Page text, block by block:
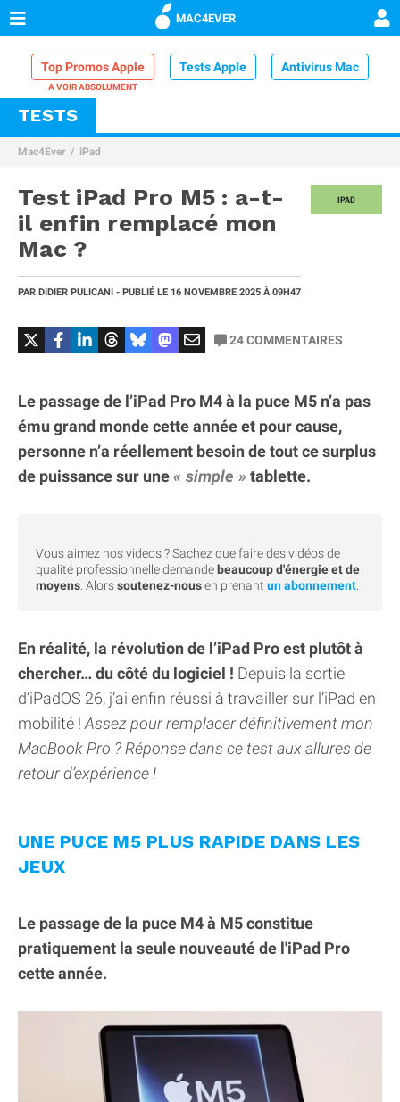
MAC4EVER
Top Promos Apple Tests Apple Antivirus Mac
VPN Mac
Comparatif iPhone
TESTS
Mac4Ever iPad
IPAD
Test iPad Pro M5 : a-t-
il enfin remplacé mon
Mac ?
PAR DIDIER PULICANI - PUBLIÉ LE 16 NOVEMBRE 2025 À 09H47
24COMMENTAIRES
Le passage de l’iPad Pro M4 à la puce M5 n’a pas
ému grand monde cette année et pour cause,
personne n’a réellement besoin de tout ce surplus
de puissance sur une
simple tablette.
Vous aimez nos videos ? Sachez que faire des vidéos de
qualité professionnelle demande beaucoup d'énergie et de
moyens . Alorssoutenez-nousen prenant un abonnement
En réalité, la révolution de l’iPad Pro est plutôt à
chercher… du côté du logiciel ! Depuis la sortie
d’iPadOS 26, j’ai enfin réussi à travailler sur l’iPad en
mobilité ! Assez pour remplacer définitivement mon
MacBook Pro ? Réponse dans ce test aux allures de
retour d’expérience !
UNE PUCE M5 PLUS RAPIDE DANS LES
JEUX
Le passage de la puce M4 à M5 constitue
pratiquement la seule nouveauté de l'iPad Pro
cette année.